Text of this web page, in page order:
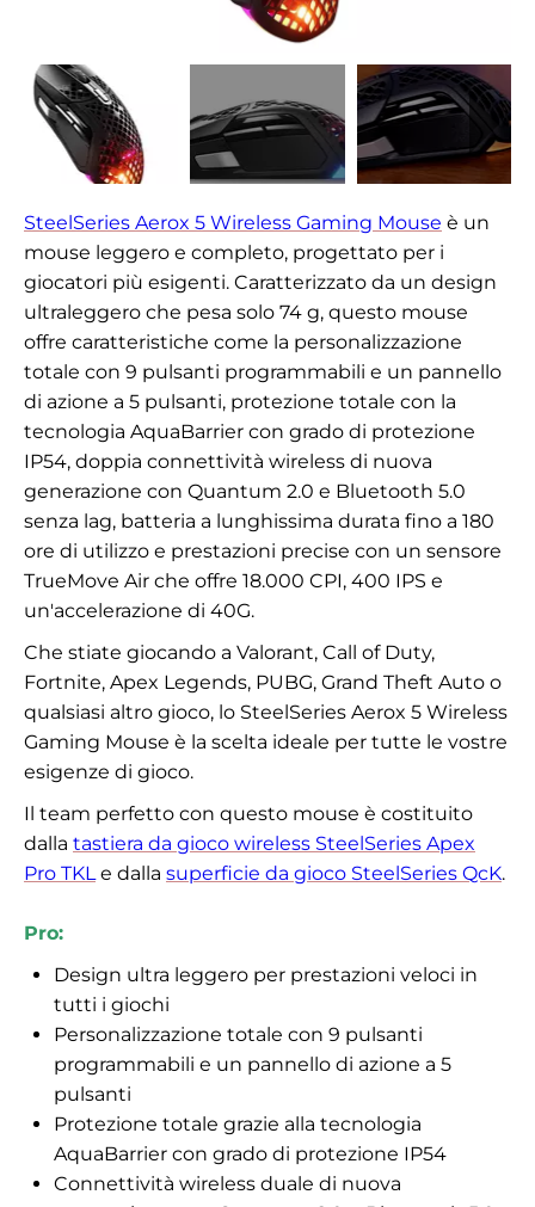
SteelSeries Aerox 5 Wireless Gaming Mouse è un
mouse leggero e completo, progettato per i
giocatori più esigenti. Caratterizzato da un design
ultraleggero che pesa solo 74 g, questo mouse
offre caratteristiche come la personalizzazione
totale con 9 pulsanti programmabili e un pannello
di azione a 5 pulsanti, protezione totale con la
tecnologia AquaBarrier con grado di protezione
IP54, doppia connettività wireless di nuova
generazione con Quantum 2.0 e Bluetooth 5.0
senza lag, batteria a lunghissima durata fino a 180
ore di utilizzo e prestazioni precise con un sensore
TrueMove Air che offre 18.000 CPI, 400 IPS e
un'accelerazione di 40G.
Che stiate giocando a Valorant, Call of Duty,
Fortnite, Apex Legends, PUBG, Grand Theft Auto o
qualsiasi altro gioco, lo SteelSeries Aerox 5 Wireless
Gaming Mouse è la scelta ideale per tutte le vostre
esigenze di gioco.
Il team perfetto con questo mouse è costituito
dalla tastiera da gioco wireless SteelSeries Apex
Pro TKL e dalla superficie da gioco SteelSeries QcK.
Pro:
Design ultra leggero per prestazioni veloci in
tutti i giochi
Personalizzazione totale con 9 pulsanti
programmabili e un pannello di azione a 5
pulsanti
Protezione totale grazie alla tecnologia
AquaBarrier con grado di protezione IP54
Connettività wireless duale di nuova